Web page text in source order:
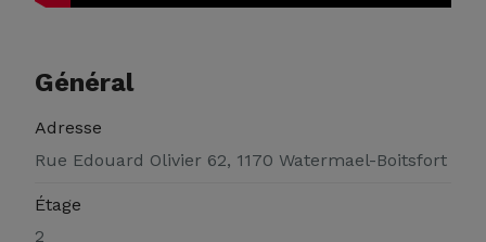
Général
Adresse
Rue Edouard Olivier 62, 1170 Watermael-Boitsfort
Étage
2